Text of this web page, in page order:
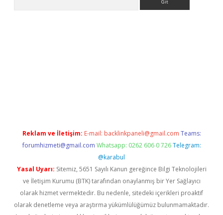
Reklam ve İletişim: E-mail: backlinkpaneli@gmail.com Teams:
forumhizmeti@gmail.com Whatsapp: 0262 606 0 726 Telegram:
@karabul
Yasal Uyarı: Sitemiz, 5651 Sayılı Kanun gereğince Bilgi Teknolojileri
ve İletişim Kurumu (BTK) tarafından onaylanmış bir Yer Sağlayıcı
olarak hizmet vermektedir. Bu nedenle, sitedeki içerikleri proaktif
olarak denetleme veya araştırma yükümlülüğümüz bulunmamaktadır.